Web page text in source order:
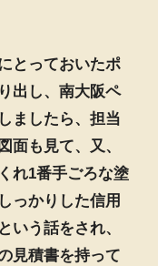
とっておいたポ
出し、南大阪ペ
ましたら、担当
面も見て、又、
れ1番手ごろな塗
っかりした信用
いう話をされ、
見積書を持って